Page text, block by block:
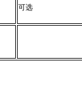
可选